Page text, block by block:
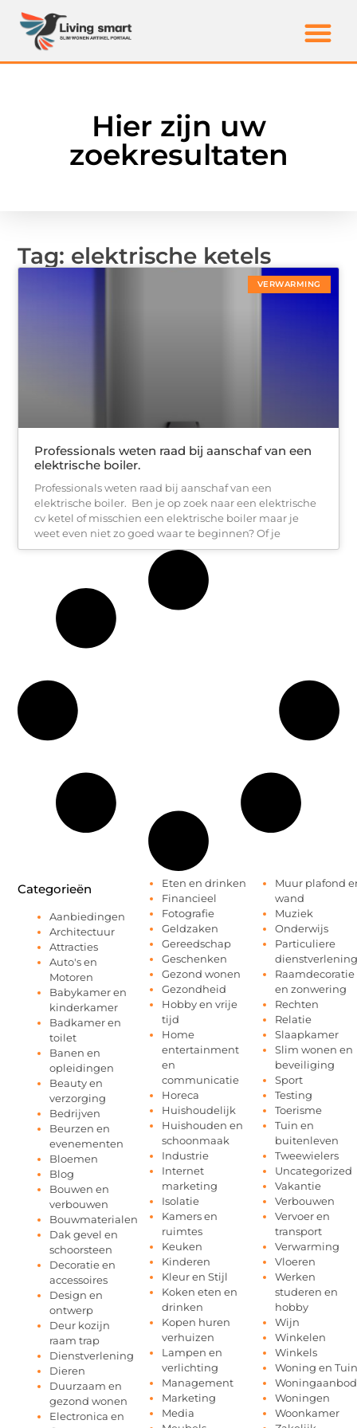
Hier zijn uw
zoekresultaten
Tag: elektrische ketels
VERWARMING
Professionals weten raad bij aanschaf van een
elektrische boiler.
Professionals weten raad bij aanschaf van een
elektrische boiler. Ben je op zoek naar een elektrische
cv ketel of misschien een elektrische boiler maar je
weet even niet zo goed waar te beginnen? Of je
Categorieën
Aanbiedingen
Architectuur
Attracties
Auto's en
Motoren
Babykamer en
kinderkamer
Badkamer en
toilet
Banen en
opleidingen
Beauty en
verzorging
Bedrijven
Beurzen en
evenementen
Bloemen
Blog
Bouwen en
verbouwen
Bouwmaterialen
Dak gevel en
schoorsteen
Decoratie en
accessoires
Design en
ontwerp
Deur kozijn
raam trap
Dienstverlening
Dieren
Duurzaam en
gezond wonen
Electronica en
Eten en drinken
Financieel
Fotografie
Geldzaken
Gereedschap
Geschenken
Gezond wonen
Gezondheid
Hobby en vrije
tijd
Home
entertainment
en
communicatie
Horeca
Huishoudelijk
Huishouden en
schoonmaak
Industrie
Internet
marketing
Isolatie
Kamers en
ruimtes
Keuken
Kinderen
Kleur en Stijl
Koken eten en
drinken
Kopen huren
verhuizen
Lampen en
verlichting
Management
Marketing
Media
Muur plafond
wand
Muziek
Onderwijs
Particuliere
dienstverlening
Raamdecoratie
en zonwering
Rechten
Relatie
Slaapkamer
Slim wonen en
beveiliging
Sport
Testing
Toerisme
Tuin en
buitenleven
Tweewielers
Uncategorized
Vakantie
Verbouwen
Vervoer en
transport
Verwarming
Vloeren
Werken
studeren en
hobby
Wijn
Winkelen
Winkels
Woning en Tuin
Woningaanbod
Woningen
Woonkamer